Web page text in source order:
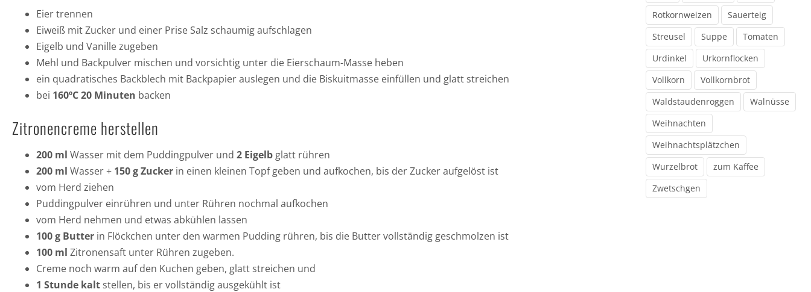
Eier trennen
Eiweiß mit Zucker und einer Prise Salz schaumig aufschlagen
Eigelb und Vanille zugeben
Mehl und Backpulver mischen und vorsichtig unter die Eierschaum-Masse heben
ein quadratisches Backblech mit Backpapier auslegen und die Biskuitmasse einfüllen und glatt streichen
bei 160ºC 20 Minuten backen
Zitronencreme herstellen
200 ml Wasser mit dem Puddingpulver und 2 Eigelbglatt rühren
200 ml Wasser + 150 g Zuckerin einen kleinen Topf geben und aufkochen, bis der Zucker aufgelöst ist
vom Herd ziehen
Puddingpulver einrühren und unter Rühren nochmal aufkochen
vom Herd nehmen und etwas abkühlen lassen
100 g Butterin Flöckchen unter den warmen Pudding rühren, bis die Butter vollständig geschmolzen ist
100 ml Zitronensaft unter Rühren zugeben.
Creme noch warm auf den Kuchen geben, glatt streichen und
1 Stunde kaltstellen, bis er vollständig ausgekühlt ist
Rotkornweizen
Sauerteig
Streusel
Suppe
Tomaten
Urdinkel
Urkornflocken
Vollkorn
Vollkornbrot
Waldstaudenroggen
Walnüsse
Weihnachten
Weihnachtsplätzchen
Wurzelbrot
zum Kaffee
Zwetschgen